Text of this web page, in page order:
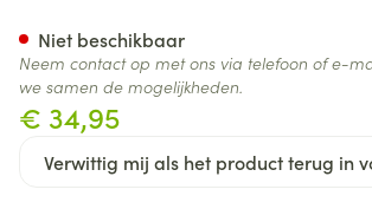
€ 34,95
Verwittig mij als het product terug in
Niet beschikbaar
Neem contact op met ons via telefoon of e-
we samen de mogelijkheden.